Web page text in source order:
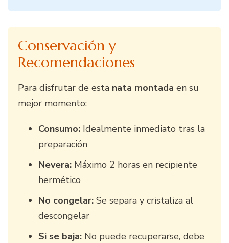
Conservación y
Recomendaciones
Para disfrutar de esta nata montada en su
mejor momento:
Consumo: Idealmente inmediato tras la
preparación
Nevera: Máximo 2 horas en recipiente
hermético
No congelar: Se separa y cristaliza al
descongelar
Si se baja: No puede recuperarse, debe